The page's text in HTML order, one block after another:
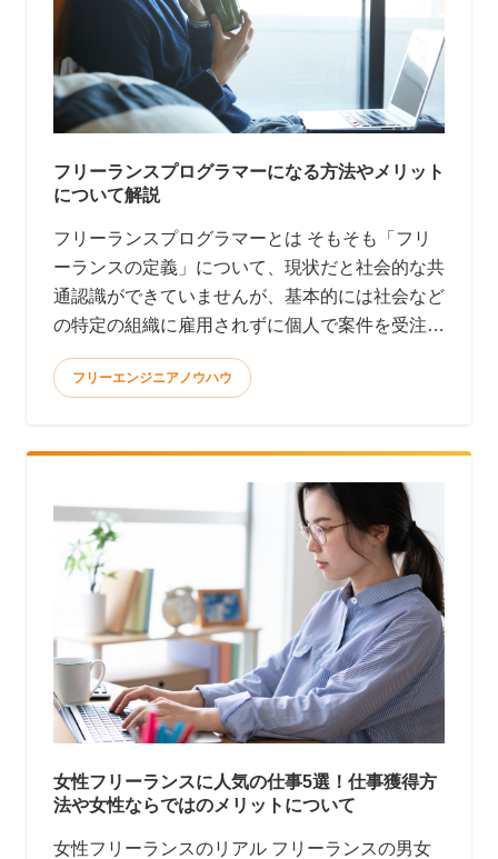
フリーランスプログラマーになる方法やメリット
について解説
フリーランスプログラマーとは そもそも「フリ
ーランスの定義」について、現状だと社会的な共
通認識ができていませんが、基本的には社会など
の特定の組織に雇用されずに個人で案件を受注し
フリーエンジニアノウハウ
女性フリーランスに人気の仕事5選！仕事獲得方
法や女性ならではのメリットについて
女性フリーランスのリアル フリーランスの男女